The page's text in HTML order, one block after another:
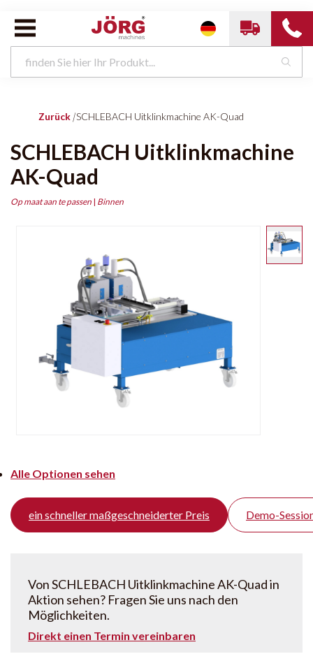
Zurück |SCHLEBACH Uitklinkmachine AK-Quad
SCHLEBACH Uitklinkmachine
AK-Quad
Op maat aan te passen | Binnen
Alle Optionen sehen
ein schneller maßgeschneiderter Preis Demo-
Von SCHLEBACH Uitklinkmachine AK-Quad in
Aktion sehen? Fragen Sie uns nach den
Möglichkeiten.
Direkt einen Termin vereinbaren